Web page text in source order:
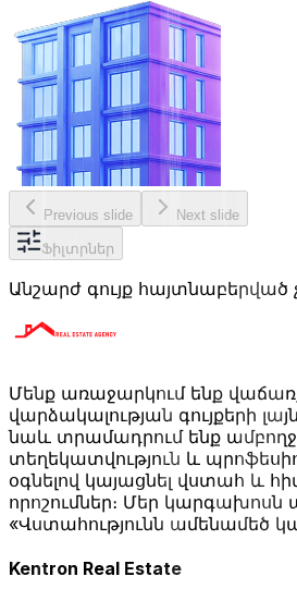
Previous slide Next slide
Ֆիլտրներ
Անշարժ գույք հայտնաբերված
Մենք առաջարկում ենք
վարձակալության գույքերի
նաև տրամադրում ենք
տեղեկատվություն և
օգնելով կայացնել վստահ և
որոշումներ։ Մեր
«Վստահությունն ամենամեծ
Kentron Real Estate